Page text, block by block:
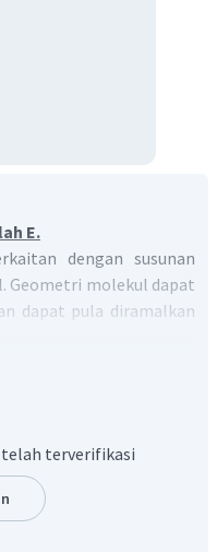
E.
dengan susunan
Geometri molekul dapat
dapat pula diramalkan
orbital dari tingkat
orbital hibrida (hasil
yang terlibat pada
orbital yang mengalami
telah terverifikasi